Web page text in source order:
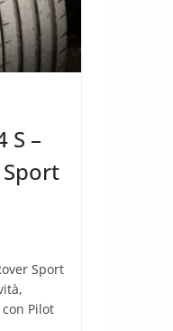
S –
Sport
Sport
Pilot